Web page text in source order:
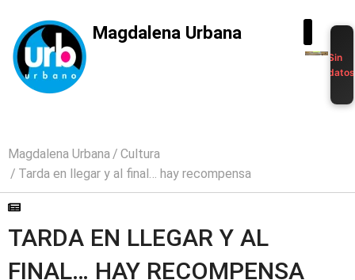
Magdalena Urbana
Sin
datos
Magdalena Urbana
Cultura
Tarda en llegar y al final… hay recompensa
TARDA EN LLEGAR Y AL
FINAL… HAY RECOMPENSA